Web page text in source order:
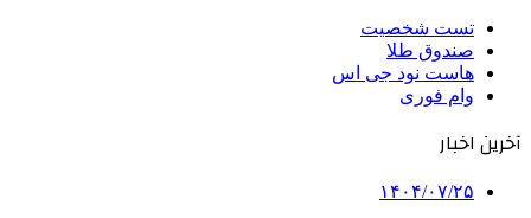
تست شخصیت
صندوق طلا
هاست نود جی اس
وام فوری
آخرین اخبار
۱۴۰۴/۰۷/۲۵